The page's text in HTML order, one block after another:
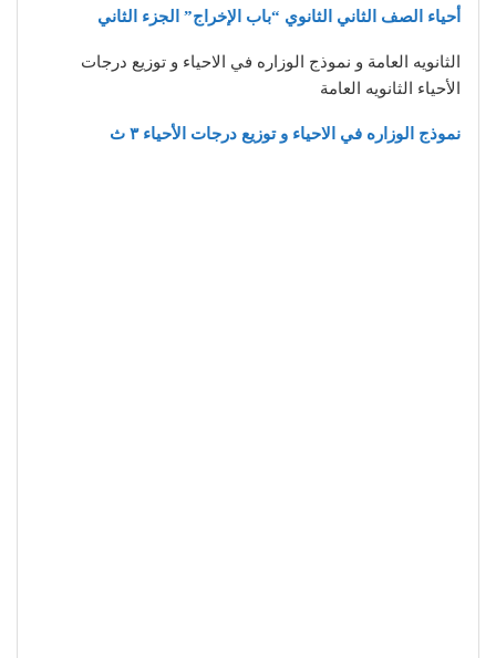
أحياء الصف الثاني الثانوي “باب الإخراج” الجزء الثاني
الثانويه العامة و نموذج الوزاره في الاحياء و توزيع درجات
الأحياء الثانويه العامة
نموذج الوزاره في الاحياء و توزيع درجات الأحياء ٣ ث